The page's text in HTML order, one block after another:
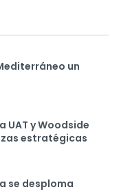
un
UAT y Woodside
estratégicas
se desploma